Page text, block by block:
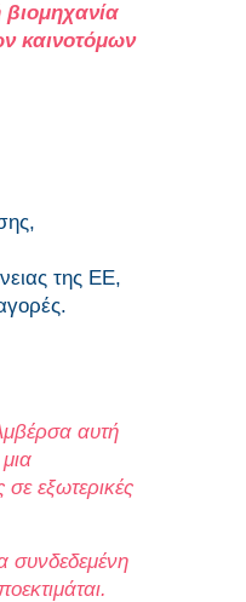
βιομηχανία
καινοτόμων
της ΕΕ,
αυτή
εξωτερικές
συνδεδεμένη